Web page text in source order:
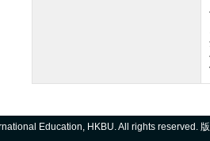
Education, HKBU. All rights reserved.